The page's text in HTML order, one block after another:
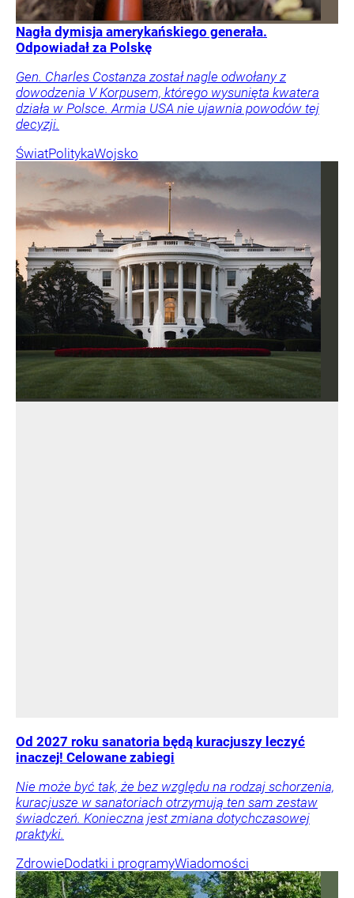
Nagła dymisja amerykańskiego generała.
Odpowiadał za Polskę
Gen. Charles Costanza został nagle odwołany z
dowodzenia V Korpusem, którego wysunięta kwatera
działa w Polsce. Armia USA nie ujawnia powodów tej
decyzji.
ŚwiatPolitykaWojsko
Od 2027 roku sanatoria będą kuracjuszy leczyć
inaczej! Celowane zabiegi
Nie może być tak, że bez względu na rodzaj schorzenia,
kuracjusze w sanatoriach otrzymują ten sam zestaw
świadczeń. Konieczna jest zmiana dotychczasowej
praktyki.
ZdrowieDodatki i programyWiadomości